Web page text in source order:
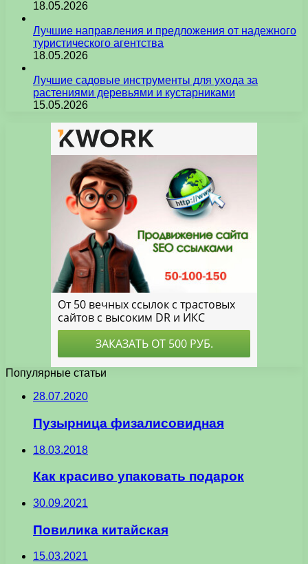
18.05.2026
Лучшие направления и предложения от надежного
туристического агентства
18.05.2026
Лучшие садовые инструменты для ухода за
растениями деревьями и кустарниками
15.05.2026
Популярные статьи
28.07.2020
Пузырница физалисовидная
18.03.2018
Как красиво упаковать подарок
30.09.2021
Повилика китайская
15.03.2021